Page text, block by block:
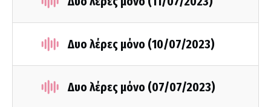
Δυο λέρες μόνο (10/07/2023)
Δυο λέρες μόνο (07/07/2023)